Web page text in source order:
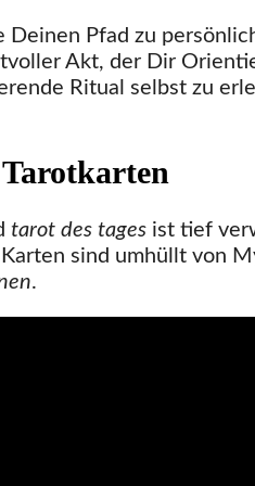
Pfad zu
Akt, der Dir
Ritual selbst zu
tarot des tages ist tief
sind umhüllt von
.